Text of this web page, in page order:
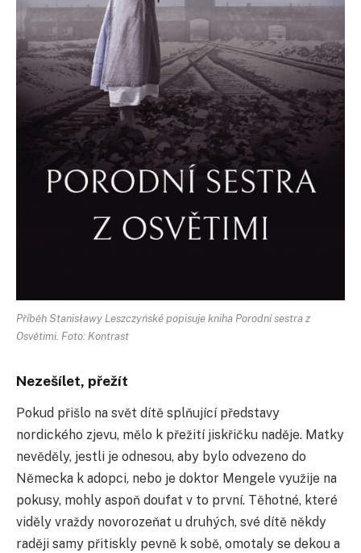
Příběh Stanisławy Leszczyńské popisuje kniha Porodní sestra z
Osvětimi. Foto: Kontrast
Nezešílet, přežít
Pokud přišlo na svět dítě splňující představy
nordického zjevu, mělo k přežití jiskřičku naděje. Matky
nevěděly, jestli je odnesou, aby bylo odvezeno do
Německa k adopci, nebo je doktor Mengele využije na
pokusy, mohly aspoň doufat v to první. Těhotné, které
viděly vraždy novorozeňat u druhých, své dítě někdy
raději samy přitiskly pevně k sobě, omotaly se dekou a